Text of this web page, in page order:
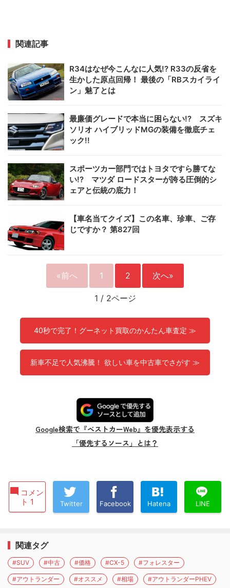
関連記事
R34はなぜ今こんなに人気!? R33の反省を
生かした原点回帰！ 最後の「RBスカイライ
ン」魅了とは
最廉価グレードで本当に困らない!? スズキ
ソリオ ハイブリッドMGの装備を徹底チェ
ック!!
スポーツカー部門ではトヨタですら勝てな
い!? マツダ ロードスターが誇る圧倒的シ
ェアと伝統の底力！
【車名当てクイズ】この名車、珍車、ご存
じですか？ 第827回
«前へ 1 2 次へ»
1 / 2ページ
40秒で完了！グーネット買取のかんたん車査定 ≫
新車不足で人気沸騰！ 欲しい車を中古車でさがす ≫
Google検索で『ベストカーWeb』を優先表示する
「優先するソース」とは？
コメン
ト 1
Twitter Facebook Hatena LINE
関連タグ
#SUV #中古 #価格 #CX-5 #フォレスター
#アウトランダー #オススメ #相場 #アウトランダーPHEV